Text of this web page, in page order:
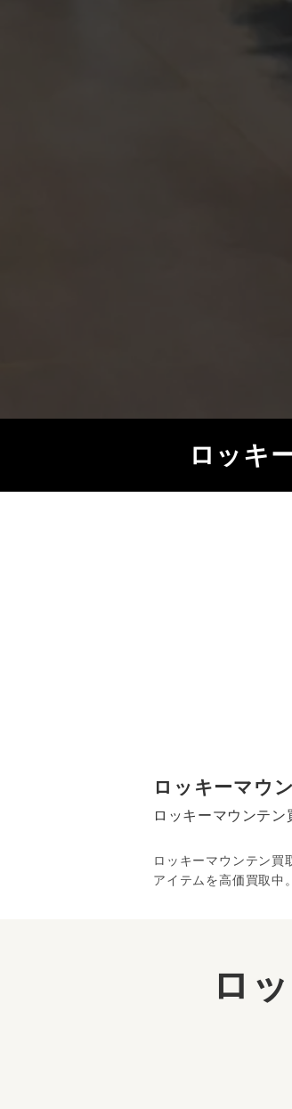
ロッキ
ロッキーマウ
ロッキーマウンテ
ロッキーマウンテン買
アイテムを高価買取中。
ロ